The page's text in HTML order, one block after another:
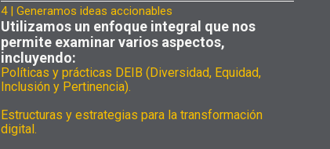
4 | Generamos ideas accionables
Utilizamos un enfoque integral que nos
permite examinar varios aspectos,
incluyendo:
Políticas y prácticas DEIB (Diversidad, Equidad,
Inclusión y Pertinencia).
Estructuras y estrategias para la transformación
digital.